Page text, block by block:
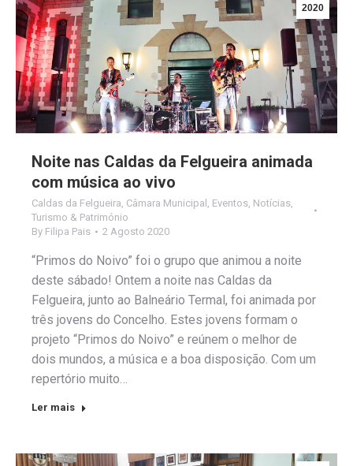
2020
Noite nas Caldas da Felgueira animada
com música ao vivo
Caldas da Felgueira, Câmara Municipal , Eventos, Notícias,
Turismo & Património
By Filipa Pais 2 Agosto 2020
“Primos do Noivo” foi o grupo que animou a noite
deste sábado! Ontem a noite nas Caldas da
Felgueira, junto ao Balneário Termal, foi animada por
três jovens do Concelho. Estes jovens formam o
projeto “Primos do Noivo” e reúnem o melhor de
dois mundos, a música e a boa disposição. Com um
repertório muito…
Ler mais